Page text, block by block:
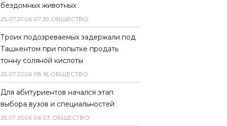
бездомных животных
25.07.2026 07:39,ОБЩЕСТВО
Троих подозреваемых задержали под
Ташкентом при попытке продать
тонну соляной кислоты
25.07.2026 08:18,ОБЩЕСТВО
Для абитуриентов начался этап
выбора вузов и специальностей
25.07.2026 06:03,ОБЩЕСТВО